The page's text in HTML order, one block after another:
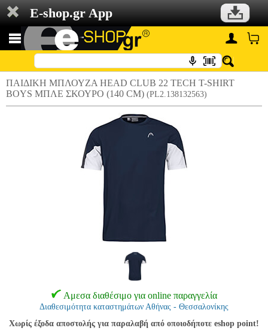
E-shop.gr App
ΠΑΙΔΙΚΗ ΜΠΛΟΥΖΑ HEAD CLUB 22 TECH T-SHIRT
BOYS ΜΠΛΕ ΣΚΟΥΡΟ (140 CM) (PL2.138132563)
Αμεσα διαθέσιμο για online παραγγελία
Διαθεσιμότητα καταστημάτων Αθήνας - Θεσσαλονίκης
Χωρίς έξοδα αποστολής για παραλαβή από οποιοδήποτε eshop point!